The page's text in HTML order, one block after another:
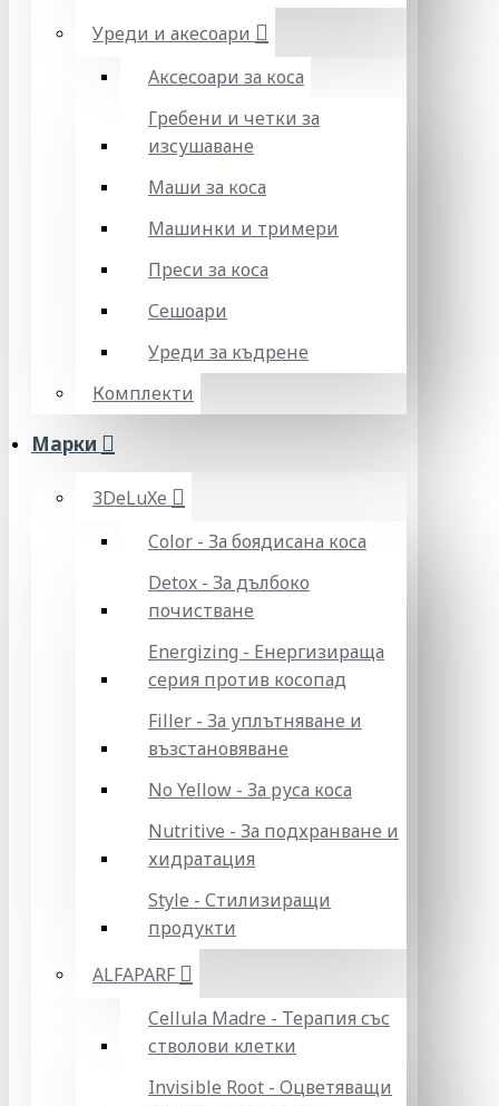
Уреди и акесоари
Аксесоари за коса
Гребени и четки за
изсушаване
Маши за коса
Машинки и тримери
Преси за коса
Сешоари
Уреди за къдрене
Комплекти
Марки
3DeLuXe
Color - За боядисана коса
Detox - За дълбоко
почистване
Energizing - Енергизираща
серия против косопад
Filler - За уплътняване и
възстановяване
No Yellow - За руса коса
Nutritive - За подхранване и
хидратация
Style - Стилизиращи
продукти
ALFAPARF
Cellula Madre - Терапия със
стволови клетки
Invisible Root - Оцветяващи